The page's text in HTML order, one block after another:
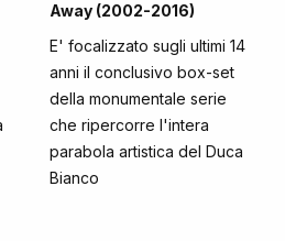
Away (2002-2016)
E' focalizzato sugli ultimi 14
anni il conclusivo box-set
della monumentale serie
che ripercorre l'intera
parabola artistica del Duca
Bianco